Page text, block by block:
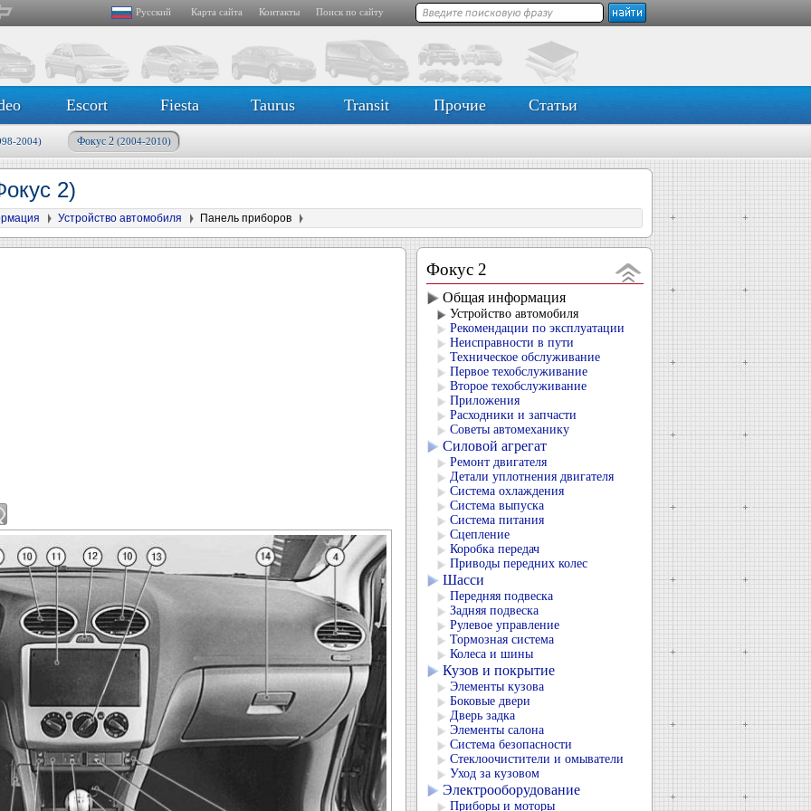
Русский Карта сайта Контакты Поиск по сайту
Escort Fiesta Taurus Transit Прочие Статьи
2004) Фокус 2 (2004-2010)
2)
Устройство автомобиля Панель приборов
Фокус 2
Общая информация
Устройство автомобиля
Рекомендации по эксплуатации
Неисправности в пути
Техническое обслуживание
Первое техобслуживание
Второе техобслуживание
Приложения
Расходники и запчасти
Советы автомеханику
Силовой агрегат
Ремонт двигателя
Детали уплотнения двигателя
Система охлаждения
Система выпуска
Система питания
Сцепление
Коробка передач
Приводы передних колес
Шасси
Передняя подвеска
Задняя подвеска
Рулевое управление
Тормозная система
Колеса и шины
Кузов и покрытие
Элементы кузова
Боковые двери
Дверь задка
Элементы салона
Система безопасности
Стеклоочистители и омыватели
Уход за кузовом
Электрооборудование
Приборы и моторы